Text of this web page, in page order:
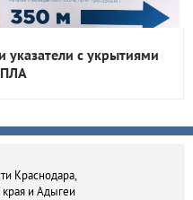
указатели с укрытиями
Краснодара,
и Адыгеи